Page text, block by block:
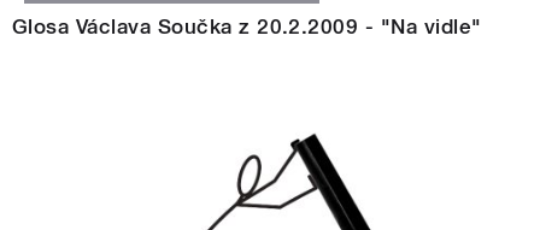
Glosa Václava Součka z 20.2.2009 - "Na vidle"